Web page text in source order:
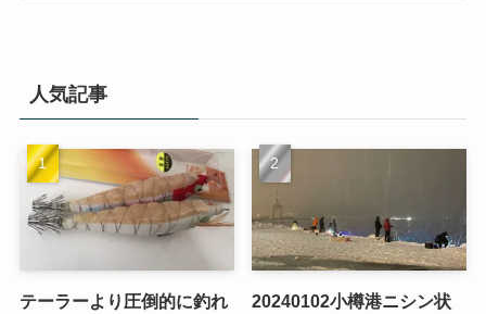
人気記事
テーラーより圧倒的に釣れ
20240102小樽港ニシン状